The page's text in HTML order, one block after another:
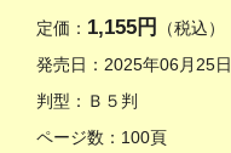
定価： 1,155円
（税込）
発売日：2025年06月25日
判型：Ｂ５判
ページ数：100頁